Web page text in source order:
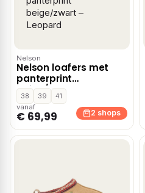
Nelson
Nelson loafers met
panterprint
beige/zwart – Leopard
38 39
41
vanaf
€ 69,99 2 shops